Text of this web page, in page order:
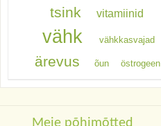
tsink vitamiinid
vähk vähkkasvajad
ärevus õun östrogeen
Meie põhimõtted